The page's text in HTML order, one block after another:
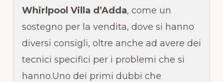
Whirlpool Villa d’Adda, come un
sostegno per la vendita, dove si hanno
diversi consigli, oltre anche ad avere dei
tecnici specifici per i problemi che si
hanno.Uno dei primi dubbi che